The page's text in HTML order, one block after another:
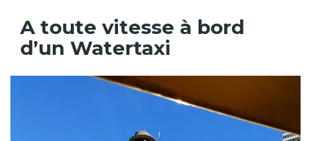
A toute vitesse à bord
d’un Watertaxi